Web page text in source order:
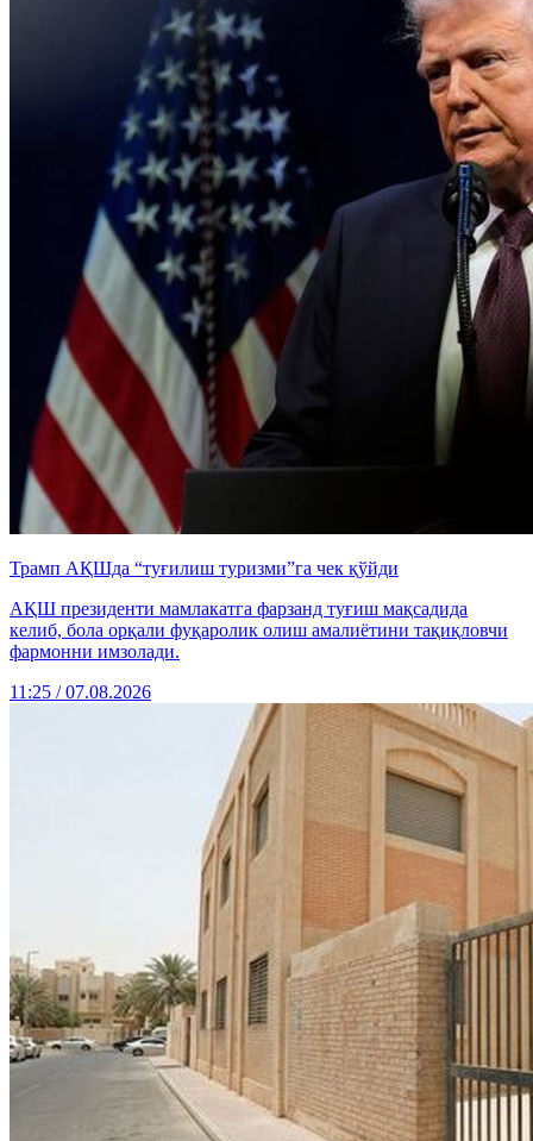
Трамп АҚШда “туғилиш туризми”га чек қўйди
АҚШ президенти мамлакатга фарзанд туғиш мақсадида
келиб, бола орқали фуқаролик олиш амалиётини тақиқловчи
фармонни имзолади.
11:25 / 07.08.2026